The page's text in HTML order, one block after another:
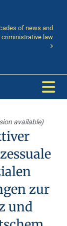
of news and
criministrative law
available)
zur
und